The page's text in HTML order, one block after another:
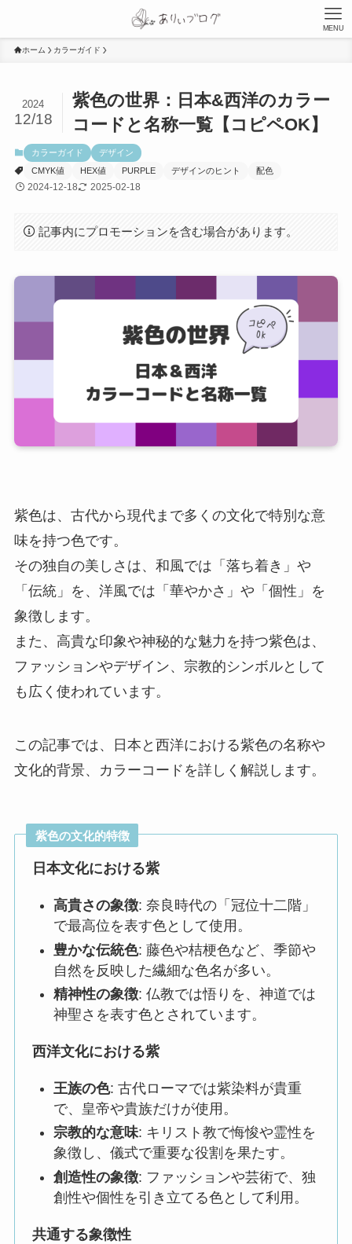
MENU
ホーム カラーガイド
紫色の世界：日本&西洋のカラー
コードと名称一覧【コピペOK】
2024
12/18
カラーガイド
デザイン
CMYK値
HEX値 PURPLE デザインのヒント 配色
2024-12-18 2025-02-18
記事内にプロモーションを含む場合があります。
紫色は、古代から現代まで多くの文化で特別な意
味を持つ色です。
その独自の美しさは、和風では「落ち着き」や
「伝統」を、洋風では「華やかさ」や「個性」を
象徴します。
また、高貴な印象や神秘的な魅力を持つ紫色は、
ファッションやデザイン、宗教的シンボルとして
も広く使われています。
この記事では、日本と西洋における紫色の名称や
文化的背景、カラーコードを詳しく解説します。
紫色の文化的特徴
日本文化における紫
高貴さの象徴: 奈良時代の「冠位十二階」
で最高位を表す色として使用。
豊かな伝統色: 藤色や桔梗色など、季節や
自然を反映した繊細な色名が多い。
精神性の象徴: 仏教では悟りを、神道では
神聖さを表す色とされています。
西洋文化における紫
王族の色: 古代ローマでは紫染料が貴重
で、皇帝や貴族だけが使用。
宗教的な意味: キリスト教で悔悛や霊性を
象徴し、儀式で重要な役割を果たす。
創造性の象徴: ファッションや芸術で、独
創性や個性を引き立てる色として利用。
共通する象徴性